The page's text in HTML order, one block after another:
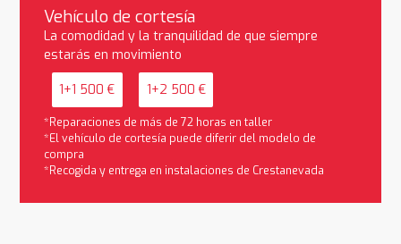
Vehículo de cortesía
La comodidad y la tranquilidad de que siempre
estarás en movimiento
1+1 500 € 1+2 500 €
*Reparaciones de más de 72 horas en taller
*El vehículo de cortesía puede diferir del modelo de
compra
*Recogida y entrega en instalaciones de Crestanevada